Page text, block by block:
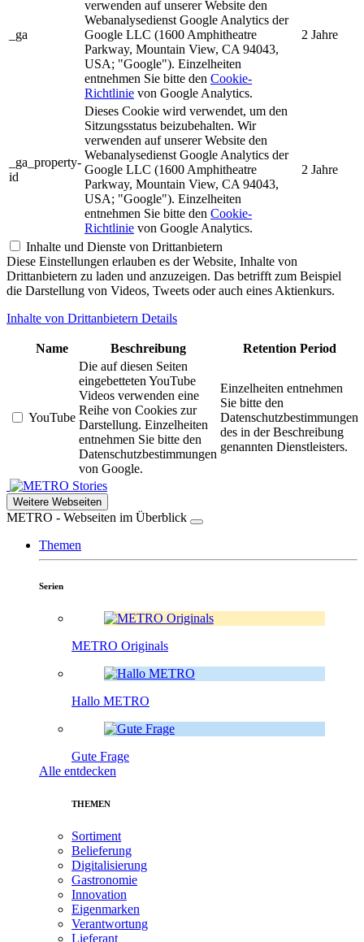
_ga
verwenden auf unserer Website den
Webanalysedienst Google Analytics der
Google LLC (1600 Amphitheatre
Parkway, Mountain View, CA 94043,
USA; "Google"). Einzelheiten
entnehmen Sie bitte den Cookie-
Richtlinie von Google Analytics.
2 Jahre
_ga_property-
id
Dieses Cookie wird verwendet, um den
Sitzungsstatus beizubehalten. Wir
verwenden auf unserer Website den
Webanalysedienst Google Analytics der
Google LLC (1600 Amphitheatre
Parkway, Mountain View, CA 94043,
USA; "Google"). Einzelheiten
entnehmen Sie bitte den Cookie-
Richtlinie von Google Analytics.
2 Jahre
Inhalte und Dienste von Drittanbietern
Diese Einstellungen erlauben es der Website, Inhalte von
Drittanbietern zu laden und anzuzeigen. Das betrifft zum Beispiel
die Darstellung von Videos, Tweets oder auch eines Aktienkurs.
Inhalte von Drittanbietern Details
Name Beschreibung Retention Period
YouTube
Die auf diesen Seiten
eingebetteten YouTube
Videos verwenden eine
Reihe von Cookies zur
Darstellung. Einzelheiten
entnehmen Sie bitte den
Datenschutzbestimmungen
von Google.
Einzelheiten entnehmen
Sie bitte den
Datenschutzbestimmungen
des in der Beschreibung
genannten Dienstleisters.
Stories
Weitere Webseiten
METRO - Webseiten im Überblick
Themen
Serien
METRO Originals
Hallo METRO
Gute Frage
Alle entdecken
THEMEN
Sortiment
Belieferung
Digitalisierung
Gastronomie
Innovation
Eigenmarken
Verantwortung
Lieferant